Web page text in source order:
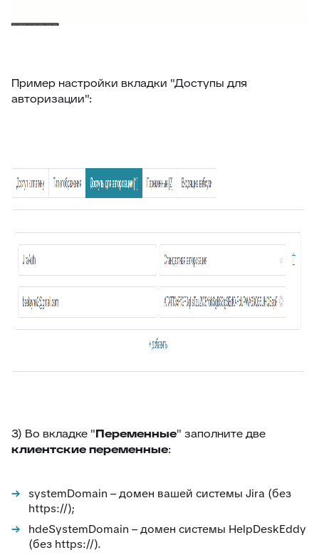
Пример настройки вкладки "Доступы для
авторизации":
3) Во вкладке "Переменные" заполните две
клиентские переменные:
systemDomain – домен вашей системы Jira (без
https://);
hdeSystemDomain – домен системы HelpDeskEddy
(без https://).